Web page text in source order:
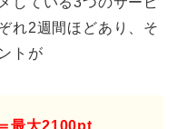
れ2週間ほどあり、そ
トが